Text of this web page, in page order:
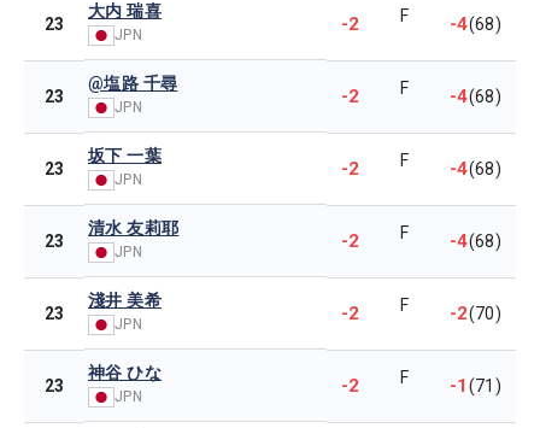
23
大内 瑞喜
JPN -2 F -4(68)
23
@塩路 千尋
JPN -2 F -4(68)
23
坂下 一葉
JPN -2 F -4(68)
23
清水 友莉耶
JPN -2 F -4(68)
23
淺井 美希
JPN -2 F -2(70)
23
神谷 ひな
JPN -2 F -1(71)